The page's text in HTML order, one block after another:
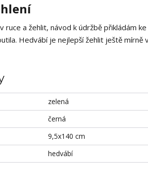
ruce a žehlit, návod k údržbě přikládám
Hedvábí je nejlepší žehlit ještě mírně
zelená
černá
9,5x140 cm
hedvábí